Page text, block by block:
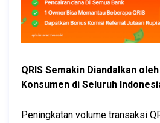
QRIS Semakin Diandalkan
Konsumen di Seluruh
Peningkatan volume transaksi